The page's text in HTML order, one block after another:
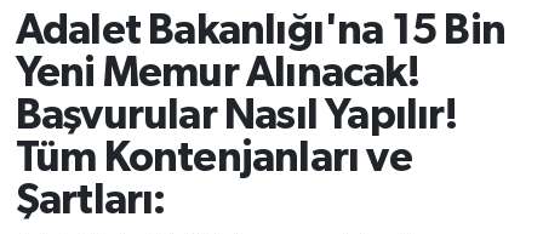
Adalet Bakanlığı'na 15 Bin
Yeni Memur Alınacak!
Başvurular Nasıl Yapılır!
Tüm Kontenjanları ve
Şartları:
Balya
Bandırma
Bigadiç
BİYOGRAFİLER
Balıkesir Namaz Vakitleri
Balıkesir Trafik Yoğunluk Haritası
Süper Lig Puan Durumu ve Fikstür
Tüm Manşetler